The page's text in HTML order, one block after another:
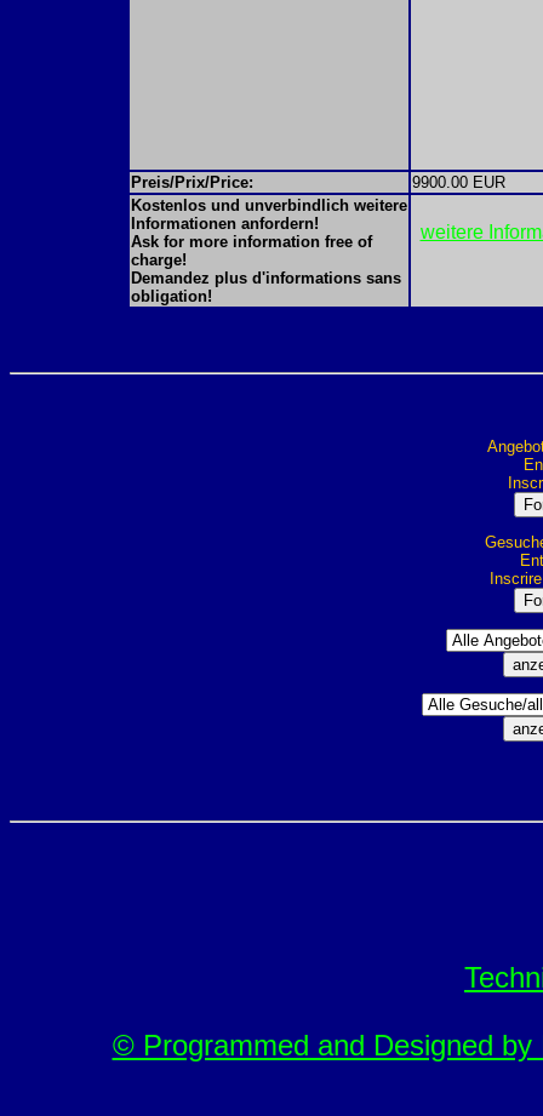
Preis/Prix/Price:
9900.00 EUR
Kostenlos und unverbindlich weitere
Informationen anfordern!
Ask for more information free of
charge!
Demandez plus d'informations sans
obligation!
weitere
© Programmed and Designed